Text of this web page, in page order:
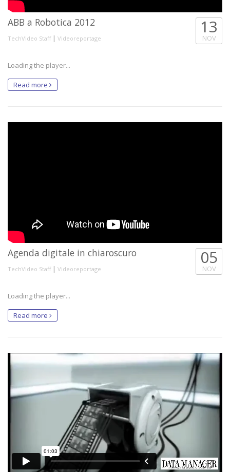
ABB a Robotica 2012
TechVideo Staff | Videoreportage
13
NOV
Loading the player...
Read more
Agenda digitale in chiaroscuro
TechVideo Staff | Videoreportage
05
NOV
Loading the player...
Read more